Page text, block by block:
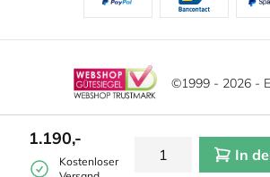
1.190,-
Kostenloser
In
©1999 - 2026 -
Allgemeine Geschäftsbedingungen